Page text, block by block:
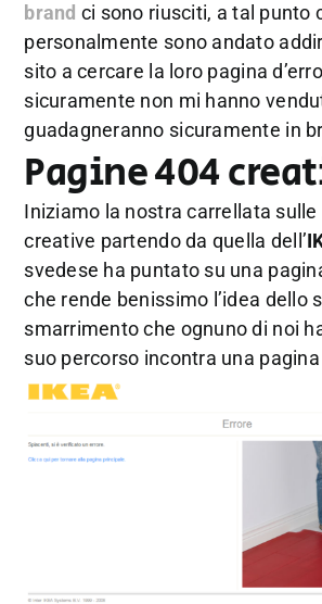
brand ci sono riusciti, a tal punto
personalmente sono andato
sito a cercare la loro pagina
sicuramente non mi hanno
guadagneranno sicuramente in
Pagine 404
Iniziamo la nostra carrellata sulle
creative partendo da quella dell’
svedese ha puntato su una
che rende benissimo l’idea dello
smarrimento che ognuno di noi
suo percorso incontra una